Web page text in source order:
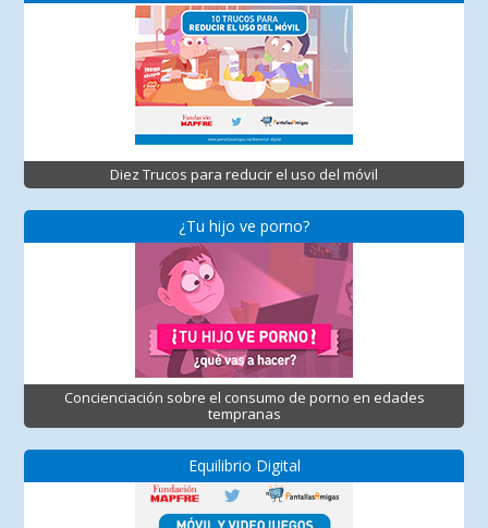
Diez Trucos para reducir el uso del móvil
¿Tu hijo ve porno?
Concienciación sobre el consumo de porno en edades
tempranas
Equilibrio Digital